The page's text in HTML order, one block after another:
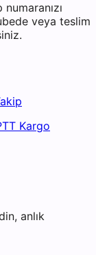
veya teslim
Kargo
anlık